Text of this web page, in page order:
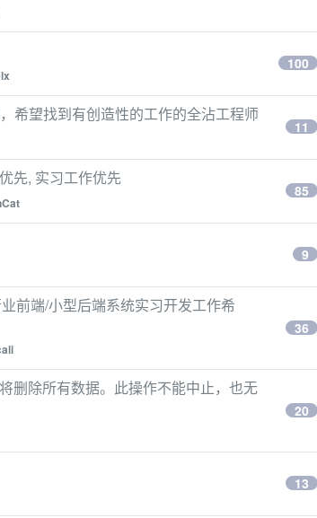
100
希望找到有创造性的工作的全沾工程师
11
先, 实习工作优先
85
9
前端/小型后端系统实习开发工作希
36
删除所有数据。此操作不能中止，也无
20
13